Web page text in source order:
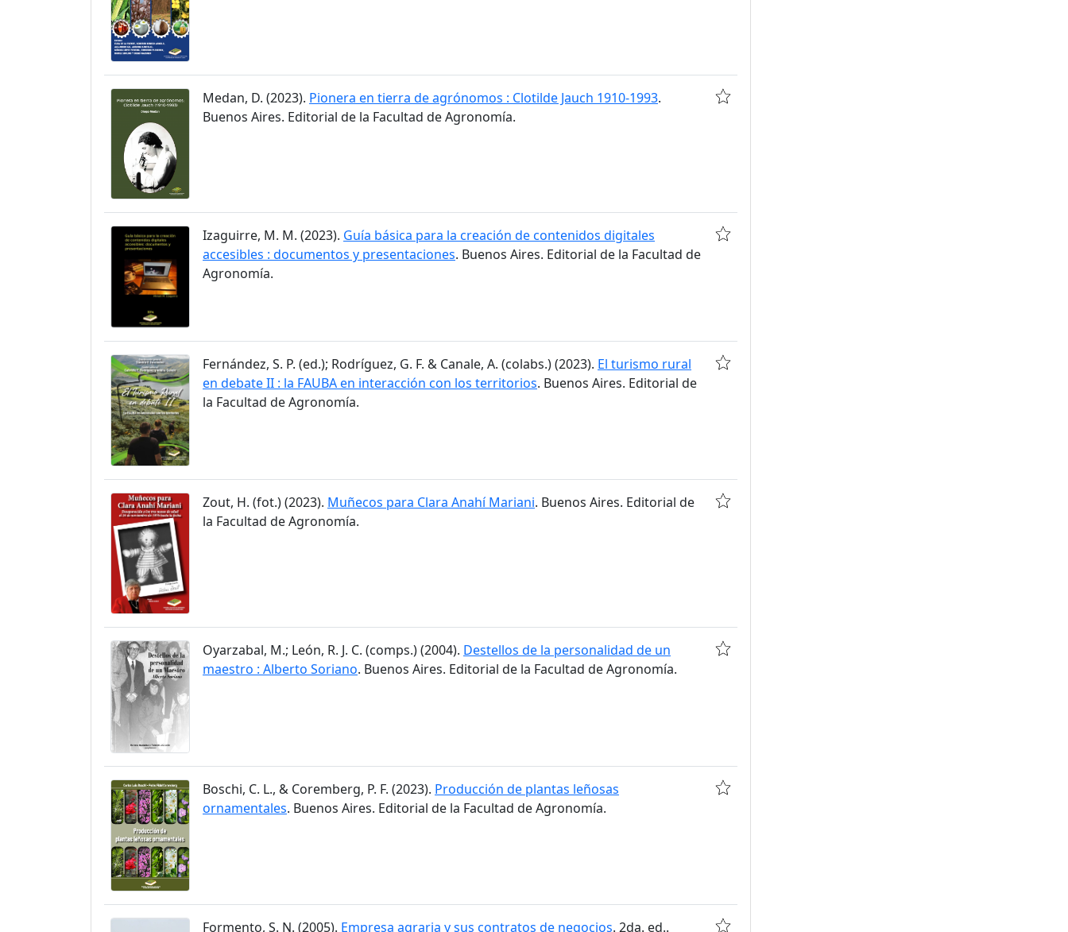
Medan, D. (2023). Pionera en tierra de agrónomos : Clotilde Jauch 1910-1993.
Buenos Aires. Editorial de la Facultad de Agronomía.
Izaguirre, M. M. (2023). Guía básica para la creación de contenidos digitales
accesibles : documentos y presentaciones. Buenos Aires. Editorial de la Facultad de
Agronomía.
Fernández, S. P. (ed.); Rodríguez, G. F. & Canale, A. (colabs.) (2023). El turismo rural
en debate II : la FAUBA en interacción con los territorios. Buenos Aires. Editorial de
la Facultad de Agronomía.
Zout, H. (fot.) (2023). Muñecos para Clara Anahí Mariani. Buenos Aires. Editorial de
la Facultad de Agronomía.
Oyarzabal, M.; León, R. J. C. (comps.) (2004). Destellos de la personalidad de un
maestro : Alberto Soriano. Buenos Aires. Editorial de la Facultad de Agronomía.
Boschi, C. L., & Coremberg, P. F. (2023). Producción de plantas leñosas
ornamentales. Buenos Aires. Editorial de la Facultad de Agronomía.
Formento, S. N. (2005). Empresa agraria y sus contratos de negocios. 2da. ed..